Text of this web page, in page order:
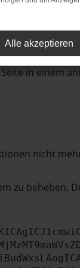
in einem
nicht
zu beheben.
Alle akzeptieren